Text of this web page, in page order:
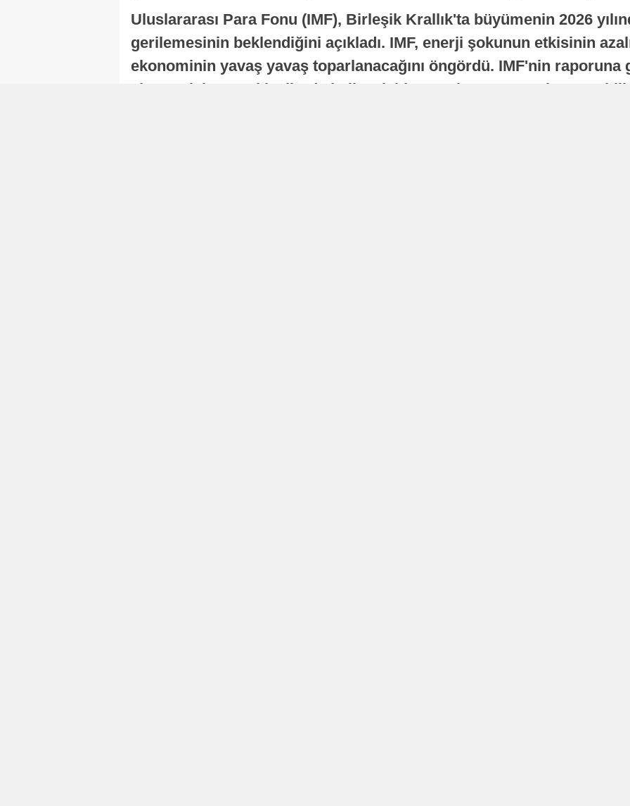
Uluslararası Para Fonu (IMF), Birleşik Krallık'ta büyümenin 2026
gerilemesinin beklendiğini açıkladı. IMF, enerji şokunun etkisinin
ekonominin yavaş yavaş toparlanacağını öngördü. IMF'nin raporuna
ekonomisi, sonraki yıllarda istikrarlı bir toparlanma süreci